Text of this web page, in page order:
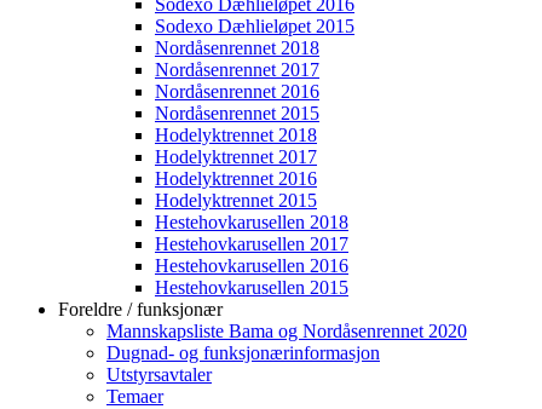
Sodexo Dæhlieløpet 2016
Sodexo Dæhlieløpet 2015
Nordåsenrennet 2018
Nordåsenrennet 2017
Nordåsenrennet 2016
Nordåsenrennet 2015
Hodelyktrennet 2018
Hodelyktrennet 2017
Hodelyktrennet 2016
Hodelyktrennet 2015
Hestehovkarusellen 2018
Hestehovkarusellen 2017
Hestehovkarusellen 2016
Hestehovkarusellen 2015
Foreldre / funksjonær
Mannskapsliste Bama og Nordåsenrennet 2020
Dugnad- og funksjonærinformasjon
Utstyrsavtaler
Temaer